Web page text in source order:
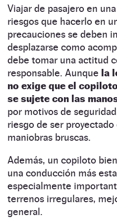
Viajar de pasajero en
riesgos que hacerlo en
precauciones se deben
desplazarse como
debe tomar una actitud
responsable. Aunque la
no exige que el
se sujete con las
por motivos de
riesgo de ser proyectado
maniobras bruscas.
Además, un copiloto
una conducción más
especialmente
terrenos irregulares,
general.